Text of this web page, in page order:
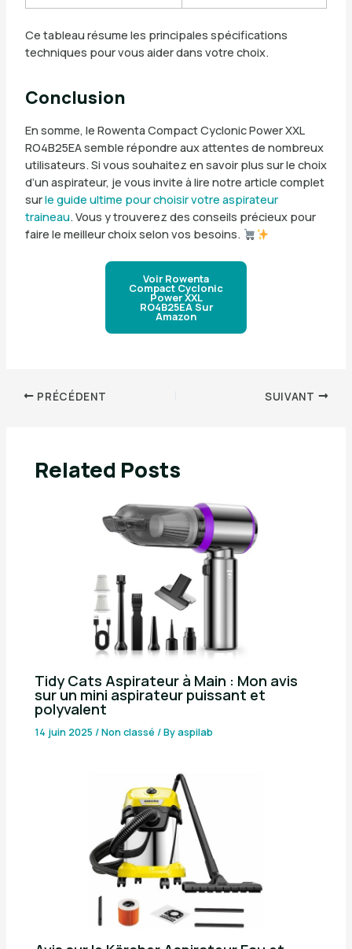
Ce tableau résume les principales spécifications
techniques pour vous aider dans votre choix.
Conclusion
En somme, le Rowenta Compact Cyclonic Power XXL
RO4B25EA semble répondre aux attentes de nombreux
utilisateurs. Si vous souhaitez en savoir plus sur le choix
d’un aspirateur, je vous invite à lire notre article complet
surle guide ultime pour choisir votre aspirateur
traineau. Vous y trouverez des conseils précieux pour
faire le meilleur choix selon vos besoins.
Voir Rowenta
Compact Cyclonic
Power XXL
RO4B25EA Sur
Amazon
PRÉCÉDENT SUIVANT
Related Posts
Tidy Cats Aspirateur à Main : Mon avis
sur un mini aspirateur puissant et
polyvalent
14 juin 2025/Non classé / Byaspilab